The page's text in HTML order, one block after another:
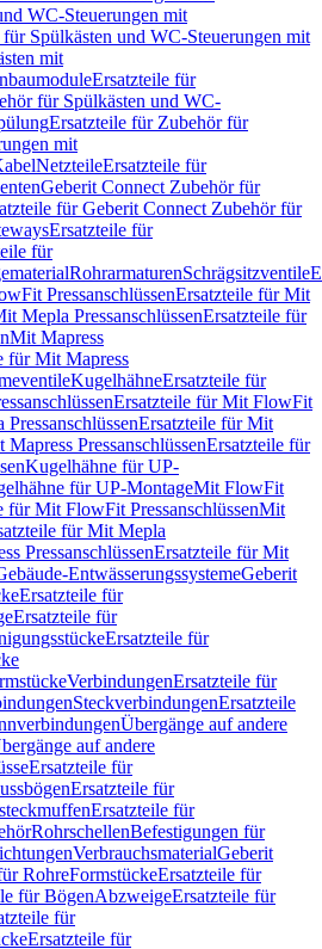
WC-Steuerungen mit
für Spülkästen und WC-Steuerungen mit
mit
Ersatzteile für
für Spülkästen und WC-
Ersatzteile für Zubehör für
mit
NetzteileErsatzteile für
Geberit Connect Zubehör für
für Geberit Connect Zubehör für
Ersatzteile für
für
RohrarmaturenSchrägsitzventile
PressanschlüssenErsatzteile für Mit
Mepla PressanschlüssenErsatzteile für
Mit Mapress
für Mit Mapress
KugelhähneErsatzteile für
Ersatzteile für Mit FlowFit
Ersatzteile für Mit
Mapress PressanschlüssenErsatzteile für
Kugelhähne für UP-
für UP-MontageMit FlowFit
für Mit FlowFit PressanschlüssenMit
für Mit Mepla
PressanschlüssenErsatzteile für Mit
EntwässerungssystemeGeberit
Ersatzteile für
Ersatzteile für
Ersatzteile für
VerbindungenErsatzteile für
SteckverbindungenErsatzteile
Übergänge auf andere
auf andere
Ersatzteile für
Ersatzteile für
Ersatzteile für
RohrschellenBefestigungen für
VerbrauchsmaterialGeberit
RohreFormstückeErsatzteile für
für BögenAbzweigeErsatzteile für
für
Ersatzteile für